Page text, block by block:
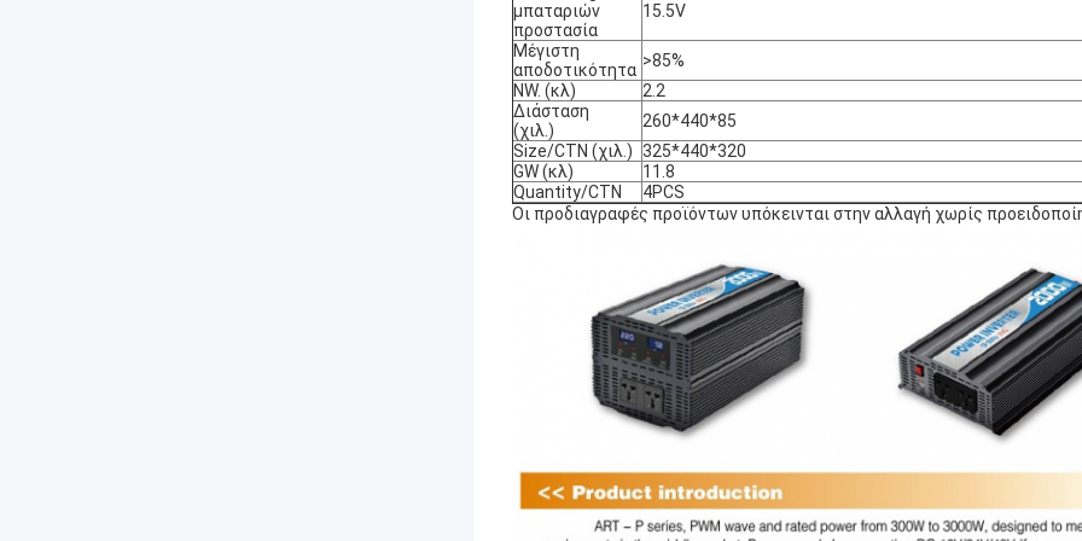
μπαταριών
προστασία
15.5V
Μέγιστη
αποδοτικότητα >85%
NW. (κλ)
2.2
Διάσταση
(χιλ.)
260*440*85
Size/CTN (χιλ.) 325*440*320
GW (κλ)
11.8
Quantity/CTN
4PCS
Οι προδιαγραφές προϊόντων υπόκεινται στην αλλαγή χωρίς